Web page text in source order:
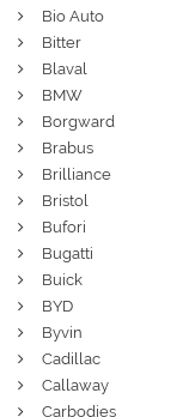
Bio Auto
Bitter
Blaval
BMW
Borgward
Brabus
Brilliance
Bristol
Bufori
Bugatti
Buick
BYD
Byvin
Cadillac
Callaway
Carbodies